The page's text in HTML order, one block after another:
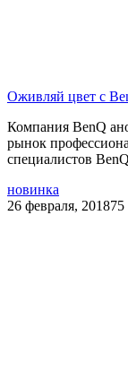
Оживляй цвет с
Компания BenQ
рынок
специалистов
новинка
26 февраля, 201875